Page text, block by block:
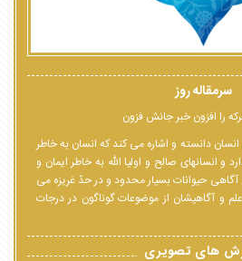
سرمقاله روز
را افزون خبر جانش فزون
انسان دانسته و اشاره می کند که انسان به خاطر
و انسانهای صالح و اولیا الله به خاطر ایمان و
آگاهی حیوانات بسیار محدود و در حدّ غریزه می
و آگاهیشان از موضوعات گوناگون در درجات
های تصویری